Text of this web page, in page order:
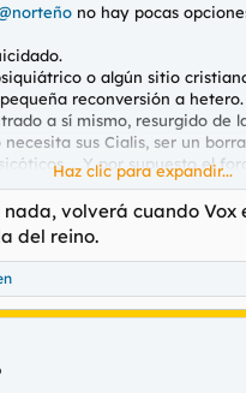
i
no hay pocas
o algún sitio
reconversión a hetero.
a sí mismo, resurgido de
sus Cialis, ser un
Y por supuesto el
integrada en la
de vez en cuando fornica con
Haz clic para expandir...
nada, volverá cuando Vox
del reino.